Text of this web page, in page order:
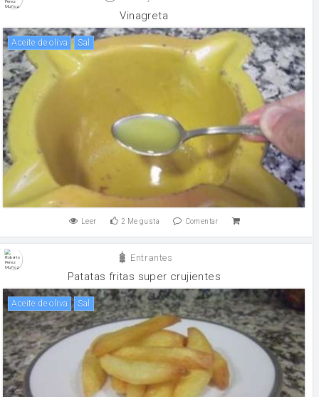
Vinagreta
aceite de oliva sal
Leer 2 Me gusta Comentar
Entrantes
Patatas fritas super crujientes
aceite de oliva sal